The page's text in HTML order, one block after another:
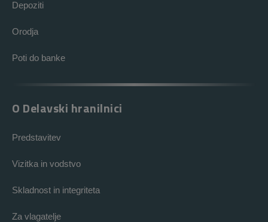
Depoziti
Orodja
Poti do banke
O Delavski hranilnici
Predstavitev
Vizitka in vodstvo
Skladnost in integriteta
Za vlagatelje